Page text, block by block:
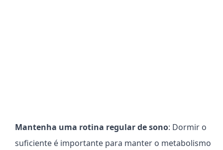
Mantenha uma rotina regular de sono: Dormir o
suficiente é importante para manter o metabolismo